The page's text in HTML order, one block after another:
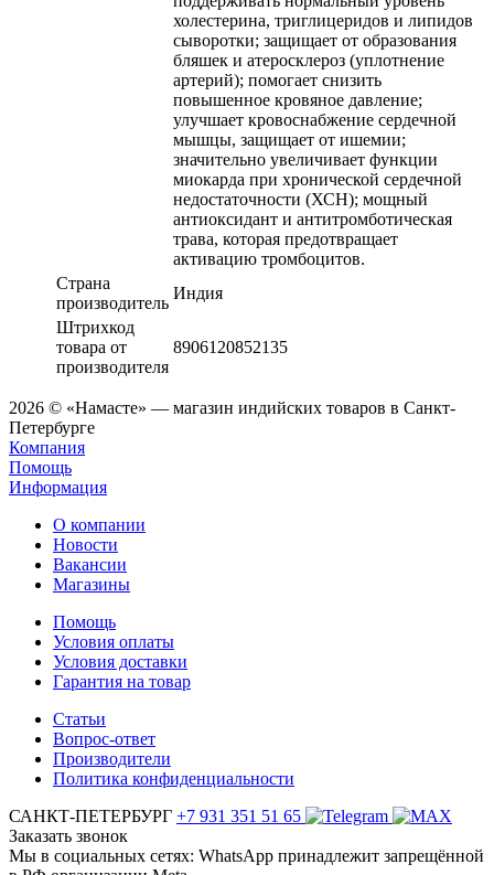
холестерина, триглицеридов и липидов
сыворотки; защищает от образования
бляшек и атеросклероз (уплотнение
артерий); помогает снизить
повышенное кровяное давление;
улучшает кровоснабжение сердечной
мышцы, защищает от ишемии;
значительно увеличивает функции
миокарда при хронической сердечной
недостаточности (ХСН); мощный
антиоксидант и антитромботическая
трава, которая предотвращает
активацию тромбоцитов.
Страна
производитель
Индия
Штрихкод
товара от
производителя
8906120852135
2026 © «Намасте» — магазин индийских товаров в Санкт-
Петербурге
Компания
Помощь
Информация
О компании
Новости
Вакансии
Магазины
Помощь
Условия оплаты
Условия доставки
Гарантия на товар
Статьи
Вопрос-ответ
Производители
Политика конфиденциальности
САНКТ-ПЕТЕРБУРГ +7 931 351 51 65
Заказать звонок
Мы в социальных сетях: WhatsApp принадлежит запрещённой